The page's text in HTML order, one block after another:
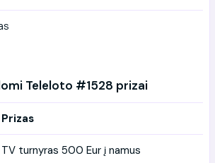
Teleloto #1528 prizai
Prizas
TV turnyras 500 Eur į namus